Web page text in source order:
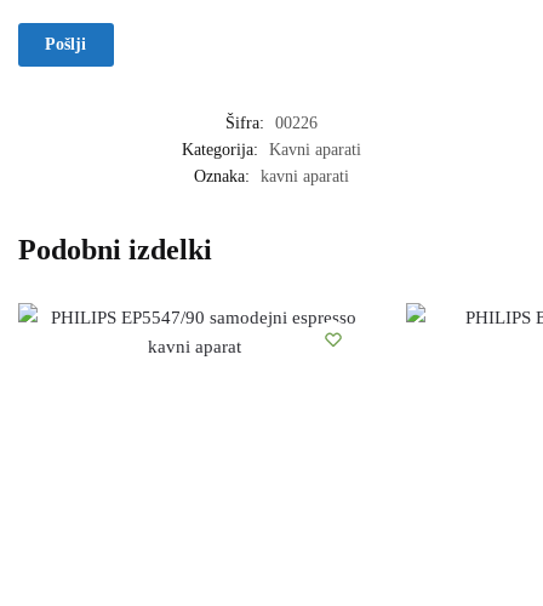
Šifra:
00226
Kategorija:
Kavni aparati
Oznaka:
kavni aparati
Podobni izdelki